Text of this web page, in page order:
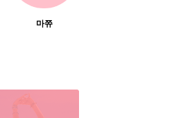
마쮸